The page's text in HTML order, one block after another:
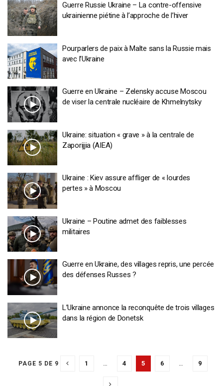
Guerre Russie Ukraine – La contre-offensive
ukrainienne piétine à l’approche de l’hiver
Pourparlers de paix à Malte sans la Russie mais
avec l’Ukraine
Guerre en Ukraine – Zelensky accuse Moscou
de viser la centrale nucléaire de Khmelnytsky
Ukraine: situation « grave » à la centrale de
Zaporijjia (AIEA)
Ukraine : Kiev assure affliger de « lourdes
pertes » à Moscou
Ukraine – Poutine admet des faiblesses
militaires
Guerre en Ukraine, des villages repris, une percée
des défenses Russes ?
L’Ukraine annonce la reconquête de trois villages
dans la région de Donetsk
PAGE 5 DE 9 1 … 4 5 6 … 9